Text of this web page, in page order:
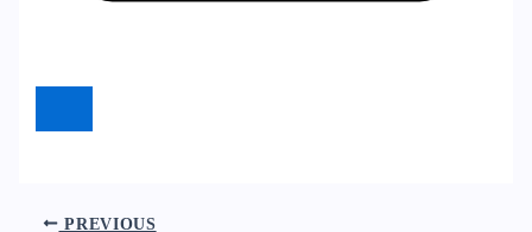
PREVIOUS